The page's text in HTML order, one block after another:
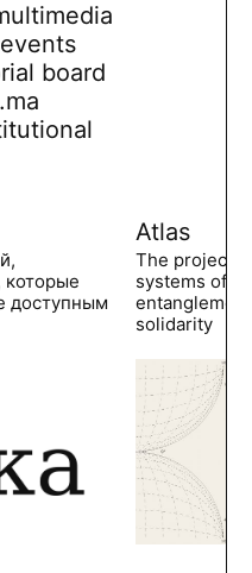
board
которые
доступным
Atlas
The project
systems of
solidarity